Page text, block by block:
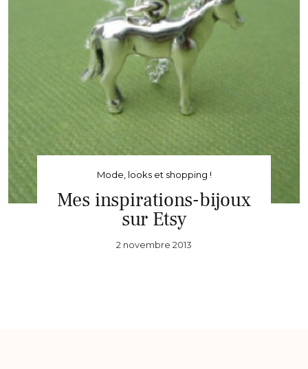
Mode, looks et shopping !
Mes inspirations-bijoux
sur Etsy
2 novembre 2013